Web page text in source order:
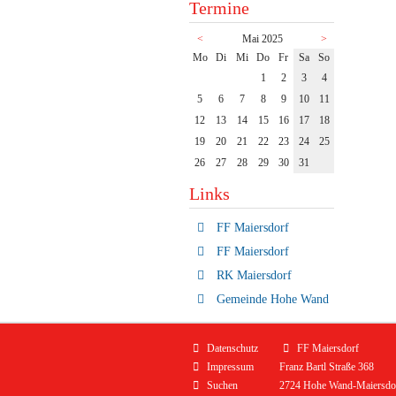
Termine
< Mai 2025
>
Montag
Dienstag
Mittwoch
Donnerstag
Freitag
Samstag
Sonntag
1
2 3
4
5
6 7 8 9 10
11
12
13 14 15 16 17
18
19
20 21 22 23 24
25
26
27 28 29 30 31
Links
FF Maiersdorf
FF Maiersdorf
RK Maiersdorf
Gemeinde Hohe Wand
Navigation
überspringen
Datenschutz
Impressum
Suchen
FF Maiersdorf
Franz Bartl Straße 368
2724 Hohe Wand-